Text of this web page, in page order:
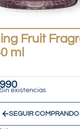
Fruit
ml
Sin existencias
SEGUIR COMPRANDO